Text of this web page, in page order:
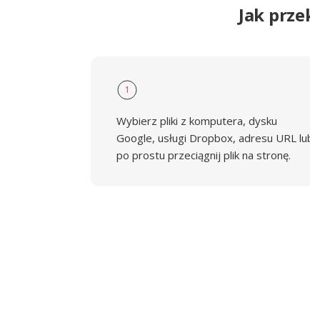
Jak
1
Wybierz pliki z komputera, dysku
Google, usługi Dropbox, adresu URL
po prostu przeciągnij plik na stronę.